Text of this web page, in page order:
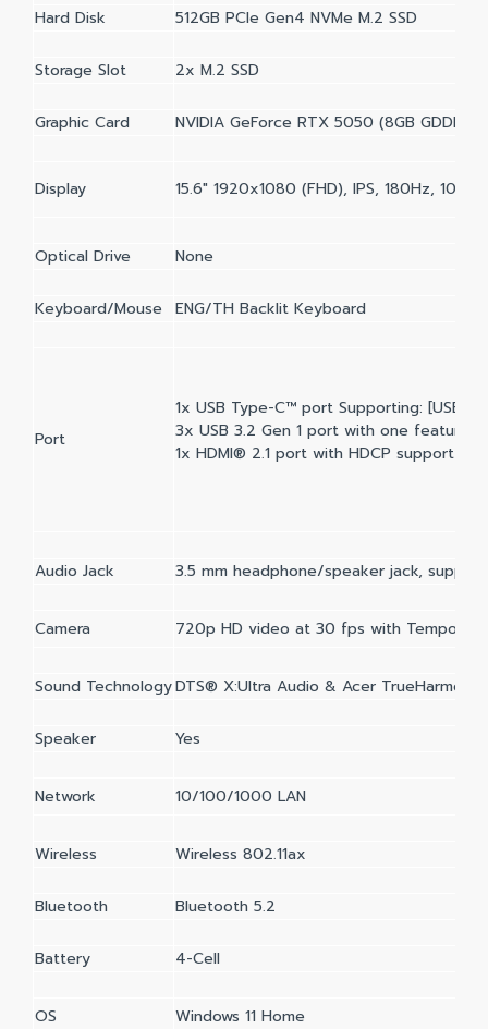
Hard Disk 512GB PCIe Gen4 NVMe M.2 SSD
Storage Slot 2x M.2 SSD
Graphic Card NVIDIA GeForce RTX 5050 (8GB GDDR7)
Display 15.6" 1920x1080 (FHD), IPS, 180Hz, 100%
Optical Drive None
Keyboard/Mouse ENG/TH Backlit Keyboard
Port
1x USB Type-C™ port Supporting: [USB
3x USB 3.2 Gen 1 port with one
1x HDMI® 2.1 port with HDCP support
Audio Jack 3.5 mm headphone/speaker jack,
Camera 720p HD video at 30 fps with Temporal
Sound TechnologyDTS® X:Ultra Audio & Acer
Speaker Yes
Network 10/100/1000 LAN
Wireless Wireless 802.11ax
Bluetooth Bluetooth 5.2
Battery 4-Cell
OS Windows 11 Home